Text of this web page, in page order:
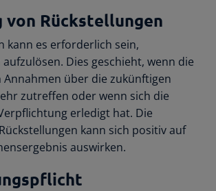
von Rückstellungen
kann es erforderlich sein,
Dies geschieht, wenn die
über die zukünftigen
zutreffen oder wenn sich die
erledigt hat. Die
kann sich positiv auf
auswirken.